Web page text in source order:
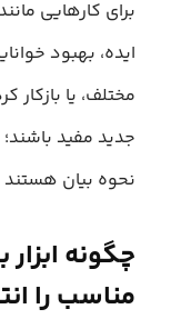
برای کارهایی
ایده، بهبود
مختلف، یا
جدید مفید باشند؛
نحوه بیان هستند
چگونه
مناسب را